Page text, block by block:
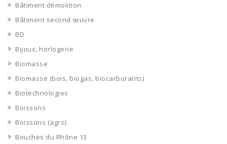
Bâtiment démolition
Bâtiment second œuvre
BD
Bijoux, horlogerie
Biomasse
Biomasse (bois, biogas, biocarburants)
Biotechnologies
Boissons
Boissons (agro)
Bouches du Rhône 13